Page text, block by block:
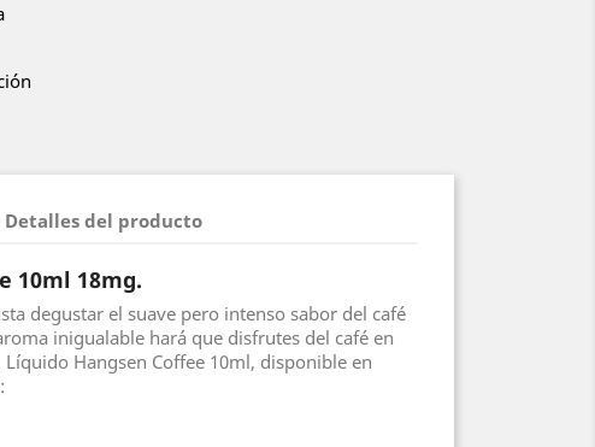
Detalles del producto
10ml 18mg.
degustar el suave pero intenso sabor del café
inigualable hará que disfrutes del café en
Hangsen Coffee 10ml, disponible en